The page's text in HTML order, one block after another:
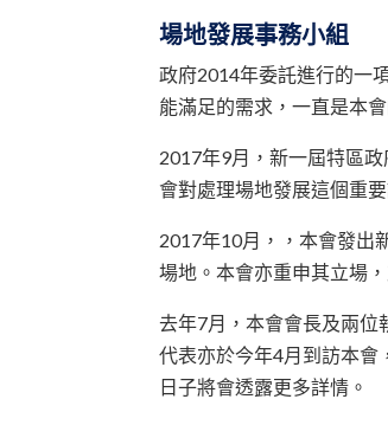
場地發展事務小組
政府2014年委託進行的一
能滿足的需求，一直是本
2017年9月，新一屆特區
會對處理場地發展這個重
2017年10月，，本會發出
場地。本會亦重申其立場
去年7月，本會會長及兩位
代表亦於今年4月到訪本會
日子將會透露更多詳情。